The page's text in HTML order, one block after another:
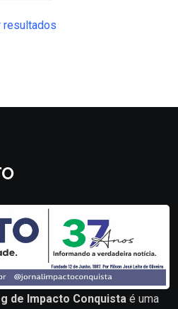
resultados
de Impacto Conquista é uma